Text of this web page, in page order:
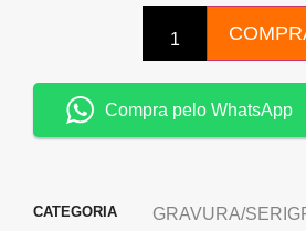
Compra pelo WhatsApp
CATEGORIA GRAVURA/